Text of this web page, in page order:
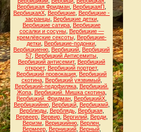
Вербицкая Фридман ВербицкаяП
ВербицкаяХ Вербицкие Вербицкие -
засранцы, Вербицкие детки,
Вербицкие сатира Вербицкие
сосалки и сосуны, Вербицкие —
кремлёвские сексоты, Вербицкие-
детки Вербицкие-подонки
Вербицкиеню Вербицкий Вербицкий
57, Вербицкий Антисемиты,
Вербицкий антисемит, Вербицкий
откроет, Вербицкий портрет,
Вербицкий провокация Вербицкий
скотина, Вербицкий уязвимый,
Вербицкий-педофиляка, Вербицкий.
Жопа, Вербицкий. Мишка скотина,
Вербицкий. Фридман ВербицкийХ
Вербицкийню, Вербицкй, Вербицкмй,
Верблюды, Верблядь, Вербцкая,
Вервеер, Вервир, Вергилий, Верди,
Веризм
Верицкийню Верлен
Вермеер, Верницкий, Верный,